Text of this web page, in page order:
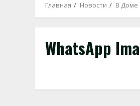
Главная Новости В Доме
WhatsApp